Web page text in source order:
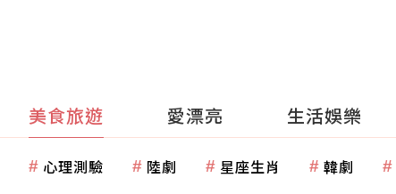
美食旅遊 愛漂亮 生活娛樂
心理測驗 陸劇 星座生肖 韓劇